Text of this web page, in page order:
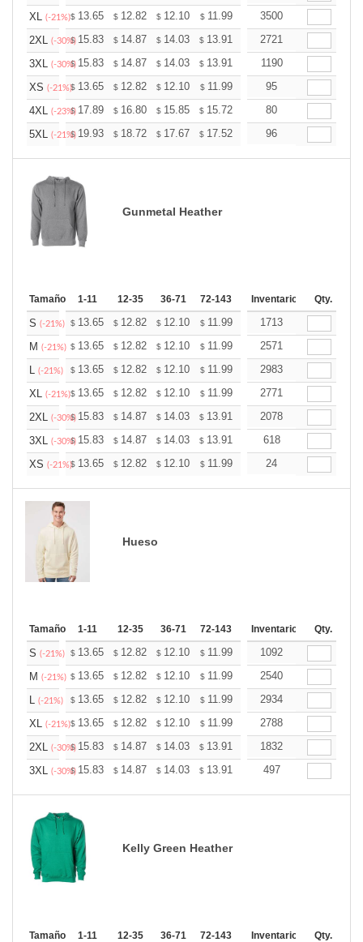
XL (-21%)$ 13.65 $ 12.82 $ 12.10 $ 11.99 11.79
3500
2XL (-30%)
$ 15.83 $ 14.87 $ 14.03 $ 13.91 13.67
2721
3XL (-30%)
$ 15.83 $ 14.87 $ 14.03 $ 13.91 13.67
1190
XS (-21%)$ 13.65 $ 12.82 $ 12.10 $ 11.99 11.79
95
4XL (-23%)
$ 17.89 $ 16.80 $ 15.85 $ 15.72 15.45
80
5XL (-21%)
$ 19.93 $ 18.72 $ 17.67 $ 17.52 17.21
96
Gunmetal Heather
Tamaño 1-11 12-35 36-71 72-143 144-287 288 +
Inventario Qty.
S (-21%) $ 13.65 $ 12.82 $ 12.10 $ 11.99 11.79
1713
M (-21%) $ 13.65 $ 12.82 $ 12.10 $ 11.99 11.79
2571
L (-21%) $ 13.65 $ 12.82 $ 12.10 $ 11.99 11.79
2983
XL (-21%)$ 13.65 $ 12.82 $ 12.10 $ 11.99 11.79
2771
2XL (-30%)
$ 15.83 $ 14.87 $ 14.03 $ 13.91 13.67
2078
3XL (-30%)
$ 15.83 $ 14.87 $ 14.03 $ 13.91 13.67
618
XS (-21%)$ 13.65 $ 12.82 $ 12.10 $ 11.99 11.79
24
Hueso
Tamaño 1-11 12-35 36-71 72-143 144-287 288 +
Inventario Qty.
S (-21%) $ 13.65 $ 12.82 $ 12.10 $ 11.99 11.79
1092
M (-21%) $ 13.65 $ 12.82 $ 12.10 $ 11.99 11.79
2540
L (-21%) $ 13.65 $ 12.82 $ 12.10 $ 11.99 11.79
2934
XL (-21%)$ 13.65 $ 12.82 $ 12.10 $ 11.99 11.79
2788
2XL (-30%)
$ 15.83 $ 14.87 $ 14.03 $ 13.91 13.67
1832
3XL (-30%)
$ 15.83 $ 14.87 $ 14.03 $ 13.91 13.67
497
Kelly Green Heather
Tamaño 1-11 12-35 36-71 72-143 144-287 288 +
Inventario Qty.